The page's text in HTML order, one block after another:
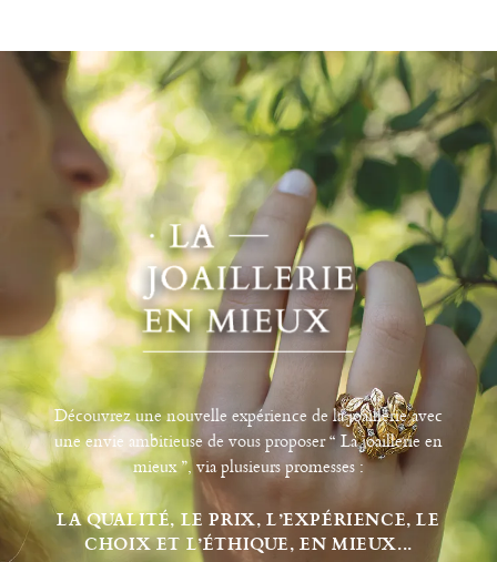
Découvrez une nouvelle expérience de la joaillerie avec
une envie ambitieuse de vous proposer “ La joaillerie en
mieux ”, via plusieurs promesses :
LA QUALITÉ, LE PRIX, L’EXPÉRIENCE, LE
CHOIX ET L’ÉTHIQUE, EN MIEUX...